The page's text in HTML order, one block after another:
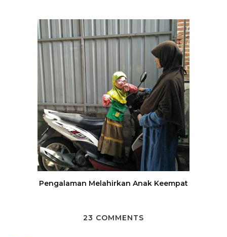
Pengalaman Melahirkan Anak Keempat
23 COMMENTS